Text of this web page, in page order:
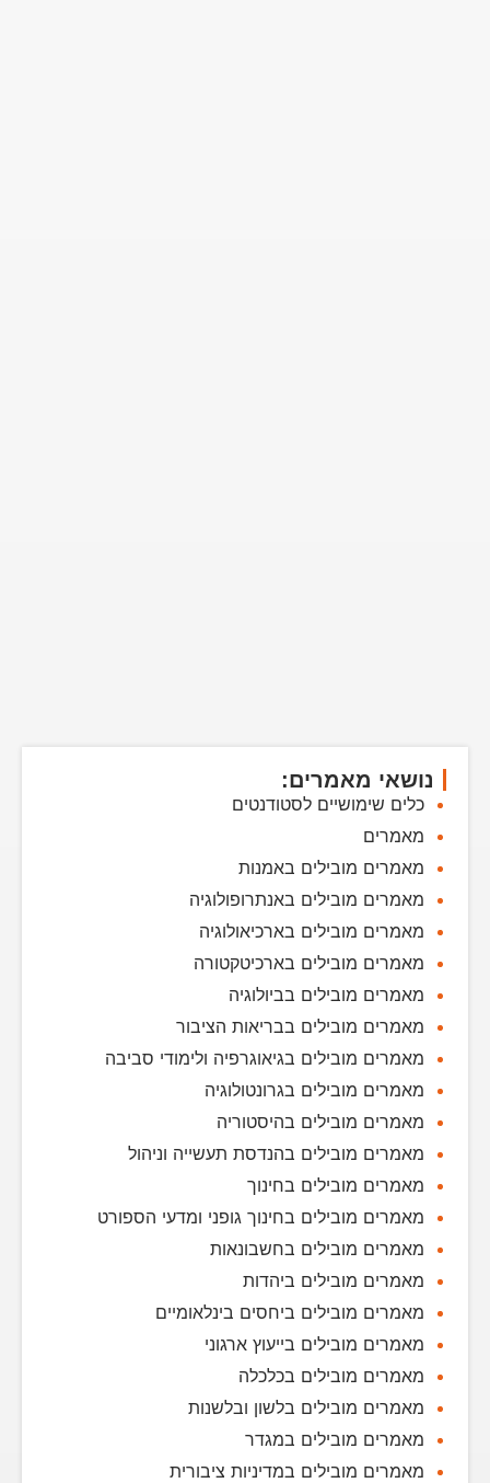
נושאי מאמרים:
כלים שימושיים לסטודנטים
מאמרים
מאמרים מובילים באמנות
מאמרים מובילים באנתרופולוגיה
מאמרים מובילים בארכיאולוגיה
מאמרים מובילים בארכיטקטורה
מאמרים מובילים בביולוגיה
מאמרים מובילים בבריאות הציבור
מאמרים מובילים בגיאוגרפיה ולימודי סביבה
מאמרים מובילים בגרונטולוגיה
מאמרים מובילים בהיסטוריה
מאמרים מובילים בהנדסת תעשייה וניהול
מאמרים מובילים בחינוך
מאמרים מובילים בחינוך גופני ומדעי הספורט
מאמרים מובילים בחשבונאות
מאמרים מובילים ביהדות
מאמרים מובילים ביחסים בינלאומיים
מאמרים מובילים בייעוץ ארגוני
מאמרים מובילים בכלכלה
מאמרים מובילים בלשון ובלשנות
מאמרים מובילים במגדר
מאמרים מובילים במדיניות ציבורית